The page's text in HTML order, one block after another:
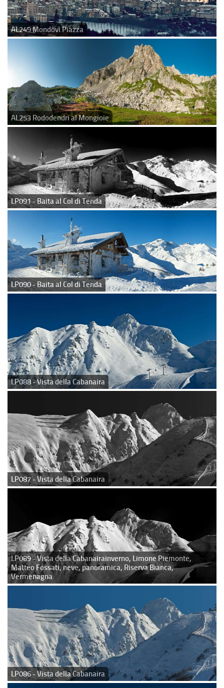
AL249 Mondovì Piazza
AL253 Rododendri al Mongioie
LP091 - Baita al Col di Tenda
LP090 - Baita al Col di Tenda
LP088 - Vista della Cabanaira
LP087 - Vista della Cabanaira
LP089 - Vista della Cabanairainverno, Limone Piemonte,
Matteo Fossati, neve, panoramica, Riserva Bianca,
Vermenagna
LP086 - Vista della Cabanaira